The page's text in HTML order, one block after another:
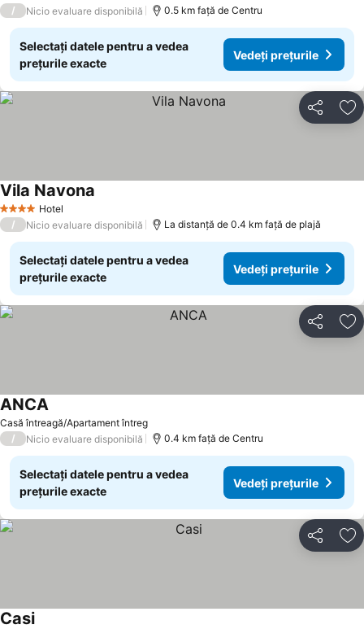
/ Nicio evaluare disponibilă 0.5 km faţă de Centru
Selectați datele pentru a vedea
prețurile exacte
Vedeți prețurile
Distribuiți
4 Stele Hotel
Vila Navona
/ Nicio evaluare disponibilă La distanță de 0.4 km față de plajă
Selectați datele pentru a vedea
prețurile exacte
Vedeți prețurile
Distribuiți
Casă întreagă/Apartament întreg
ANCA
/ Nicio evaluare disponibilă 0.4 km faţă de Centru
Selectați datele pentru a vedea
prețurile exacte
Vedeți prețurile
Distribuiți
Casi